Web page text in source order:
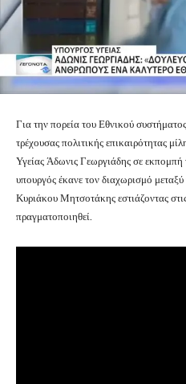
Για την πορεία του Εθνικού
τρέχουσας πολιτικής επικαιρότητας
Υγείας Άδωνις Γεωργιάδης σε
υπουργός έκανε τον διαχωρισμό μεταξύ
Κυριάκου Μητσοτάκης εστιάζοντας
πραγματοποιηθεί.